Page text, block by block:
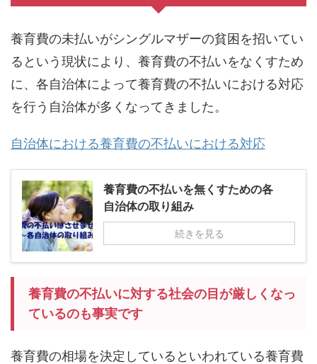
養育費の未払いがシングルマザーの貧困を招いてい
るという現状により、養育費の不払いをなくすため
に、各自治体によって養育費の不払いにおける対応
を行う自治体が多くなってきました。
自治体における養育費の不払いにおける対応
養育費の不払いを無くすための各
自治体の取り組み
続きを見る
養育費の不払いに対する社会の目が厳しくなっ
ているのも事実です
養育費の相場を決定しているといわれている養育費